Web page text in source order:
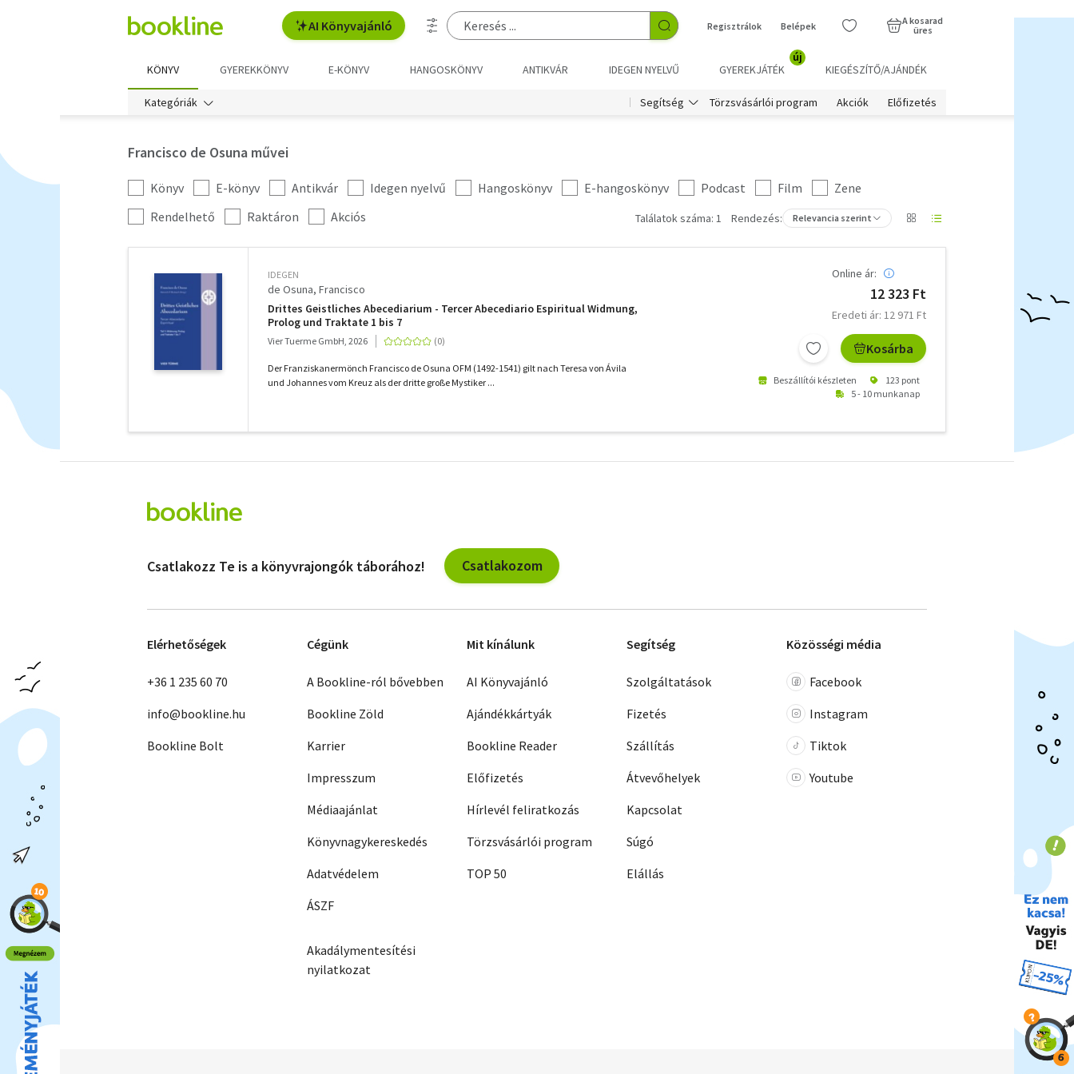
AI Könyvajánló Regisztrálok Belépek
A kosarad
üres
KÖNYV GYEREKKÖNYV E-KÖNYV HANGOSKÖNYV ANTIKVÁR IDEGEN NYELVŰ GYEREKJÁTÉK
új
KIEGÉSZÍTŐ/AJÁNDÉK
Kategóriák Segítség Törzsvásárlói program Akciók Előfizetés
Francisco de Osuna művei
Kategória
szűrés
Könyv E-könyv Antikvár Idegen nyelvű Hangoskönyv E-hangoskönyv Podcast Film
Zene
További
szűrők
Rendelhető Raktáron Akciós Találatok száma: 1 Rendezés: Relevancia szerint
IDEGEN
de Osuna, Francisco
Drittes Geistliches Abecediarium - Tercer Abecediario Espiritual Widmung,
Prolog und Traktate 1 bis 7
Vier Tuerme GmbH, 2026
Der Franziskanermönch Francisco de Osuna OFM (1492-1541) gilt nach Teresa von Ávila
und Johannes vom Kreuz als der dritte große Mystiker ...
Online ár:
12 323 Ft
Eredeti ár: 12 971 Ft
Kosárba
Beszállítói készleten
123 pont
5 - 10 munkanap
szűrők
Csatlakozz Te is a könyvrajongók táborához! Csatlakozom
Elérhetőségek
+36 1 235 60 70
info@bookline.hu
Bookline Bolt
Cégünk
A Bookline-ról bővebben
Bookline Zöld
Karrier
Impresszum
Médiaajánlat
Könyvnagykereskedés
Adatvédelem
ÁSZF
Akadálymentesítési
nyilatkozat
Mit kínálunk
AI Könyvajánló
Ajándékkártyák
Bookline Reader
Előfizetés
Hírlevél feliratkozás
Törzsvásárlói program
TOP 50
Segítség
Szolgáltatások
Fizetés
Szállítás
Átvevőhelyek
Kapcsolat
Súgó
Elállás
Közösségi média
Facebook
Instagram
Tiktok
Youtube